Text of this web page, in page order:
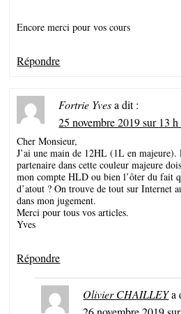
Encore merci pour vos cours
Répondre
Fortrie Yves a dit :
25 novembre 2019 sur 13
Cher Monsieur,
J’ai une main de 12HL (1L en majeure).
partenaire dans cette couleur majeure
mon compte HLD ou bien l’ôter du fait
d’atout ? On trouve de tout sur Internet
dans mon jugement.
Merci pour tous vos articles.
Yves
Répondre
Olivier CHAILLEYa